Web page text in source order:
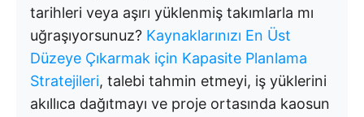
tarihleri veya aşırı yüklenmiş takımlarla mı
uğraşıyorsunuz? Kaynaklarınızı En Üst
Düzeye Çıkarmak için Kapasite Planlama
Stratejileri, talebi tahmin etmeyi, iş yüklerini
akıllıca dağıtmayı ve proje ortasında kaosun